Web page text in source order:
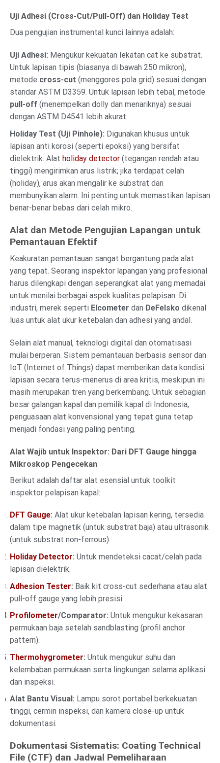
Uji Adhesi (Cross-Cut/Pull-Off) dan Holiday Test
Dua pengujian instrumental kunci lainnya adalah:
Uji Adhesi: Mengukur kekuatan lekatan cat ke substrat.
Untuk lapisan tipis (biasanya di bawah 250 mikron),
metode cross-cut (menggores pola grid) sesuai dengan
standar ASTM D3359. Untuk lapisan lebih tebal, metode
pull-off (menempelkan dolly dan menariknya) sesuai
dengan ASTM D4541 lebih akurat.
Holiday Test (Uji Pinhole): Digunakan khusus untuk
lapisan anti korosi (seperti epoksi) yang bersifat
dielektrik. Alat holiday detector (tegangan rendah atau
tinggi) mengirimkan arus listrik; jika terdapat celah
(holiday), arus akan mengalir ke substrat dan
membunyikan alarm. Ini penting untuk memastikan lapisan
benar-benar bebas dari celah mikro.
Alat dan Metode Pengujian Lapangan untuk
Pemantauan Efektif
Keakuratan pemantauan sangat bergantung pada alat
yang tepat. Seorang inspektor lapangan yang profesional
harus dilengkapi dengan seperangkat alat yang memadai
untuk menilai berbagai aspek kualitas pelapisan. Di
industri, merek seperti Elcometer dan DeFelsko dikenal
luas untuk alat ukur ketebalan dan adhesi yang andal.
Selain alat manual, teknologi digital dan otomatisasi
mulai berperan. Sistem pemantauan berbasis sensor dan
IoT (Internet of Things) dapat memberikan data kondisi
lapisan secara terus-menerus di area kritis, meskipun ini
masih merupakan tren yang berkembang. Untuk sebagian
besar galangan kapal dan pemilik kapal di Indonesia,
penguasaan alat konvensional yang tepat guna tetap
menjadi fondasi yang paling penting.
Alat Wajib untuk Inspektor: Dari DFT Gauge hingga
Mikroskop Pengecekan
Berikut adalah daftar alat esensial untuk toolkit
inspektor pelapisan kapal:
DFT Gauge: Alat ukur ketebalan lapisan kering, tersedia
dalam tipe magnetik (untuk substrat baja) atau ultrasonik
(untuk substrat non-ferrous).
Holiday Detector: Untuk mendeteksi cacat/celah pada
lapisan dielektrik.
Adhesion Tester: Baik kit cross-cut sederhana atau alat
pull-off gauge yang lebih presisi.
Profilometer/Comparator: Untuk mengukur kekasaran
permukaan baja setelah sandblasting (profil anchor
pattern).
Thermohygrometer: Untuk mengukur suhu dan
kelembaban permukaan serta lingkungan selama aplikasi
dan inspeksi.
Alat Bantu Visual: Lampu sorot portabel berkekuatan
tinggi, cermin inspeksi, dan kamera close-up untuk
dokumentasi.
Dokumentasi Sistematis: Coating Technical
File (CTF) dan Jadwal Pemeliharaan